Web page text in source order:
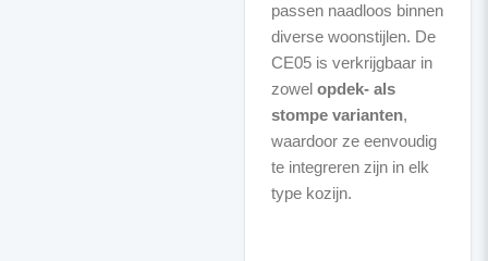
passen naadloos binnen
diverse woonstijlen. De
CE05 is verkrijgbaar in
zowel opdek- als
stompe varianten,
waardoor ze eenvoudig
te integreren zijn in elk
type kozijn.